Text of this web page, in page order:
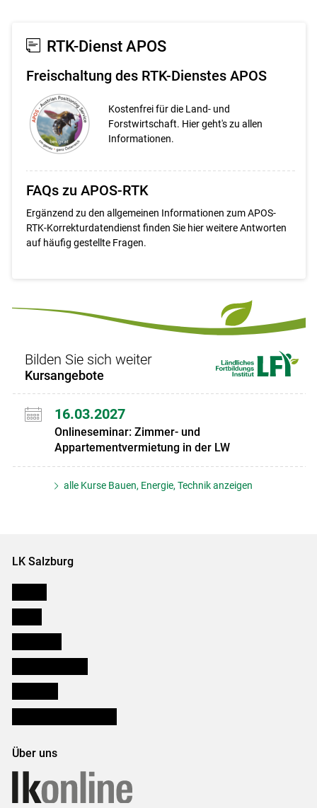
RTK-Dienst APOS
Freischaltung des RTK-Dienstes APOS
Kostenfrei für die Land- und
Forstwirtschaft. Hier geht's zu allen
Informationen.
FAQs zu APOS-RTK
Ergänzend zu den allgemeinen Informationen zum APOS-
RTK-Korrekturdatendienst finden Sie hier weitere Antworten
auf häufig gestellte Fragen.
Bilden Sie sich weiter
Kursangebote
16.03.2027
Onlineseminar: Zimmer- und
Appartementvermietung in der LW
alle Kurse Bauen, Energie, Technik anzeigen
LK Salzburg
Über uns